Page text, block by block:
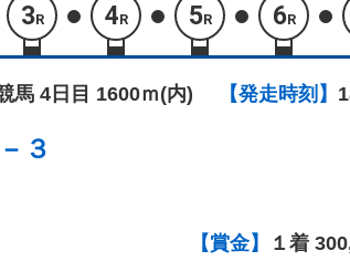
3R 4R 5R 6R
馬 4日目 1600ｍ(内) 【発走時刻】
３
【賞金】 １着